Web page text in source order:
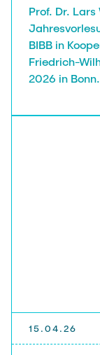
Prof. Dr.
BIBB in
Friedrich-
2026 in Bonn.
15.04.26